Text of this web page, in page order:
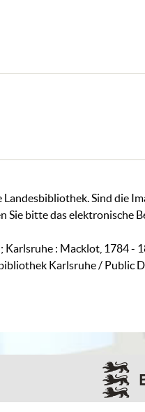
Landesbibliothek. Sind die
Sie bitte daselektronische
Karlsruhe : Macklot, 1784 -
Karlsruhe / Public